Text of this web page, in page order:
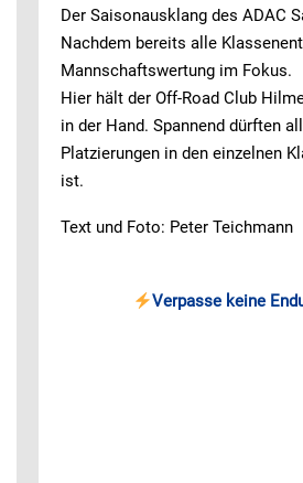
Der Saisonausklang des ADAC
Nachdem bereits alle
Mannschaftswertung im Fokus.
Hier hält der Off-Road Club
in der Hand. Spannend dürften
Platzierungen in den einzelnen
ist.
Text und Foto: Peter Teichmann
Verpasse keine